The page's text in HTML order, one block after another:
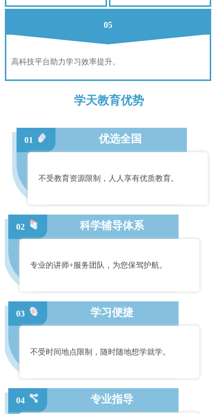
05
高科技平台助力学习效率提升。
学天教育优势
01 优选全国
不受教育资源限制，人人享有优质教育。
02 科学辅导体系
专业的讲师+服务团队，为您保驾护航。
03 学习便捷
不受时间地点限制，随时随地想学就学。
04 专业指导